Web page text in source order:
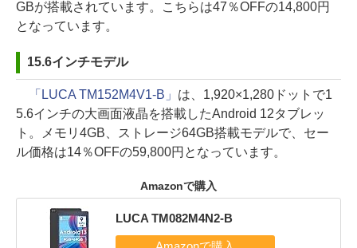
GBが搭載されています。こちらは47％OFFの14,800円
となっています。
15.6インチモデル
「LUCA TM152M4V1-B」 は、1,920×1,280ドットで1
5.6インチの大画面液晶を搭載したAndroid 12タブレッ
ト。メモリ4GB、ストレージ64GB搭載モデルで、セー
ル価格は14％OFFの59,800円となっています。
Amazonで購入
LUCA TM082M4N2-B